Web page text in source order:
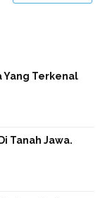
Yang Terkenal
Tanah Jawa.